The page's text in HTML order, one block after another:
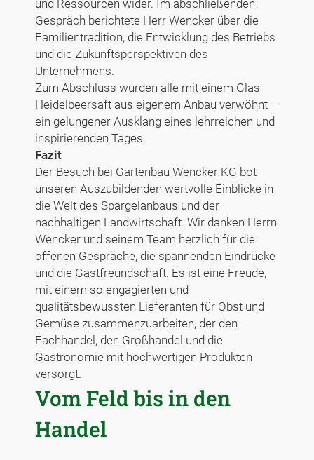
und Ressourcen wider. Im abschließenden
Gespräch berichtete Herr Wencker über die
Familientradition, die Entwicklung des Betriebs
und die Zukunftsperspektiven des
Unternehmens.
Zum Abschluss wurden alle mit einem Glas
Heidelbeersaft aus eigenem Anbau verwöhnt –
ein gelungener Ausklang eines lehrreichen und
inspirierenden Tages.
Fazit
Der Besuch bei Gartenbau Wencker KG bot
unseren Auszubildenden wertvolle Einblicke in
die Welt des Spargelanbaus und der
nachhaltigen Landwirtschaft. Wir danken Herrn
Wencker und seinem Team herzlich für die
offenen Gespräche, die spannenden Eindrücke
und die Gastfreundschaft. Es ist eine Freude,
mit einem so engagierten und
qualitätsbewussten Lieferanten für Obst und
Gemüse zusammenzuarbeiten, der den
Fachhandel, den Großhandel und die
Gastronomie mit hochwertigen Produkten
versorgt.
Vom Feld bis in den
Handel